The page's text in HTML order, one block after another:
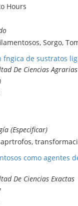
Hours
Sorgo,
fngica de sustratos
De Ciencias
(Especificar)
como
De Ciencias Exactas